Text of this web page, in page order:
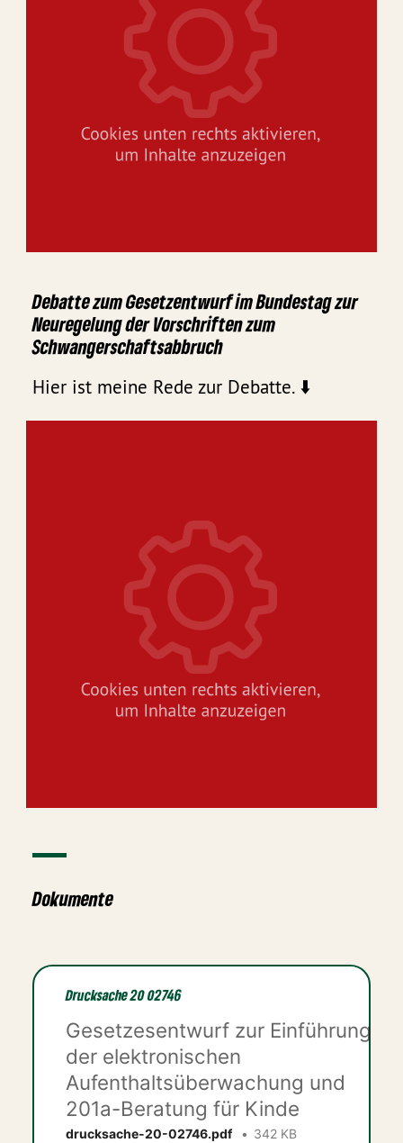
Debatte zum Gesetzentwurf im Bundestag zur
Neuregelung der Vorschriften zum
Schwangerschaftsabbruch
Hier ist meine Rede zur Debatte. ⬇️
Dokumente
Drucksache 20 02746
Gesetzesentwurf zur Einführung
der elektronischen
Aufenthaltsüberwachung und
201a-Beratung für Kinde
drucksache-20-02746.pdf 342 KB